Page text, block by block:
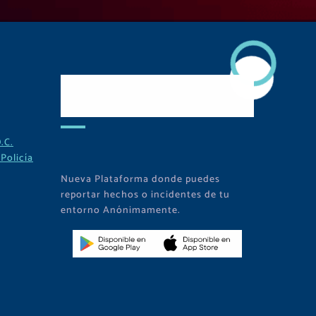
Nueva Plataforma donde puedes
reportar hechos o incidentes de tu
entorno Anónimamente.